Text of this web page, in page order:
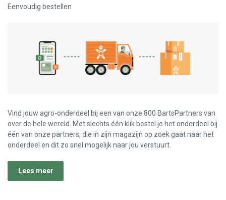
Eenvoudig bestellen
Vind jouw agro-onderdeel bij een van onze 800 BartsPartners van
over de hele wereld. Met slechts één klik bestel je het onderdeel bij
één van onze partners, die in zijn magazijn op zoek gaat naar het
onderdeel en dit zo snel mogelijk naar jou verstuurt.
Lees meer